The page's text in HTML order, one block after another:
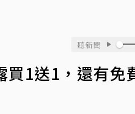
聽新聞
買1送1，還有免